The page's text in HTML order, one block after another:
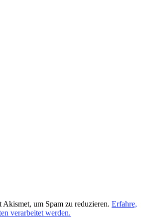
Akismet, um Spam zu reduzieren. Erfahre,
verarbeitet werden.